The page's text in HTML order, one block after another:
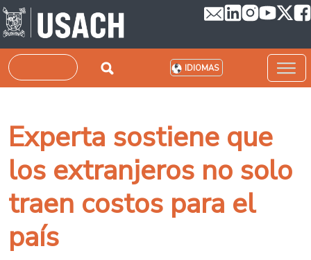
Pasar al contenido principal
Buscar IDIOMAS
Experta sostiene que
los extranjeros no solo
traen costos para el
país